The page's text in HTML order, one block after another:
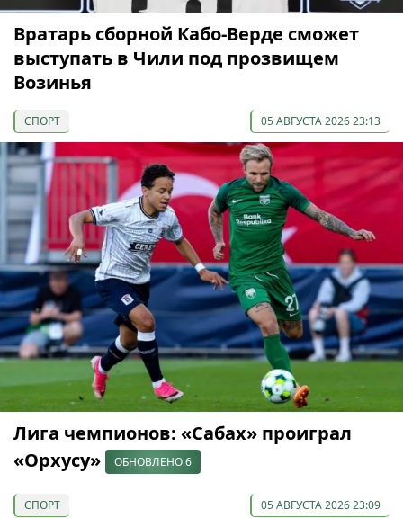
Вратарь сборной Кабо-Верде сможет
выступать в Чили под прозвищем
Возинья
СПОРТ 05 АВГУСТА 2026 23:13
Лига чемпионов: «Сабах» проиграл
«Орхусу»
ОБНОВЛЕНО 6
СПОРТ 05 АВГУСТА 2026 23:09